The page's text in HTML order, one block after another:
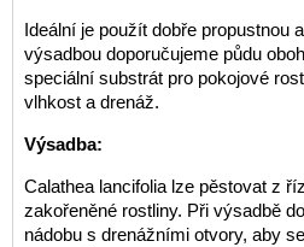
Ideální je použít dobře propustnou
výsadbou doporučujeme půdu
speciální substrát pro pokojové
vlhkost a drenáž.
Výsadba:
Calathea lancifolia lze pěstovat z
zakořeněné rostliny. Při výsadbě
nádobu s drenážními otvory, aby